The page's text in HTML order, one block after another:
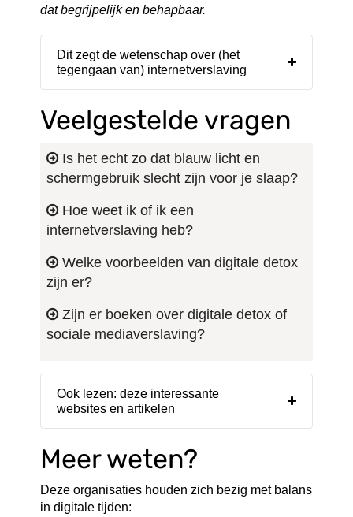
dat begrijpelijk en behapbaar.
Dit zegt de wetenschap over (het
tegengaan van) internetverslaving
Veelgestelde vragen
Is het echt zo dat blauw licht en
schermgebruik slecht zijn voor je slaap?
Hoe weet ik of ik een
internetverslaving heb?
Welke voorbeelden van digitale detox
zijn er?
Zijn er boeken over digitale detox of
sociale mediaverslaving?
Ook lezen: deze interessante
websites en artikelen
Meer weten?
Deze organisaties houden zich bezig met balans
in digitale tijden: